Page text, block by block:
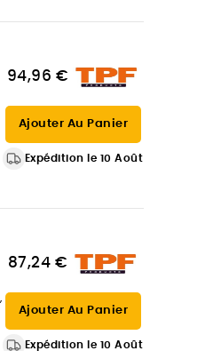
94,96 €
Ajouter Au Panier
Expédition le 10 Août
87,24 €
Ajouter Au Panier
Expédition le 10 Août